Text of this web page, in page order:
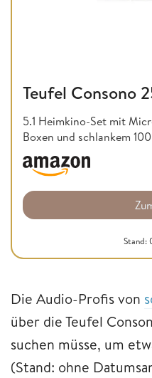
Teufel Consono
5.1 Heimkino-Set mit
Boxen und schlankem
Stand:
Die Audio-Profis von
über die Teufel
suchen müsse, um
(Stand: ohne